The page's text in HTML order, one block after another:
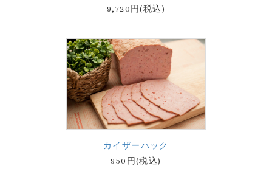
9,720円(税込)
カイザーハック
950円(税込)